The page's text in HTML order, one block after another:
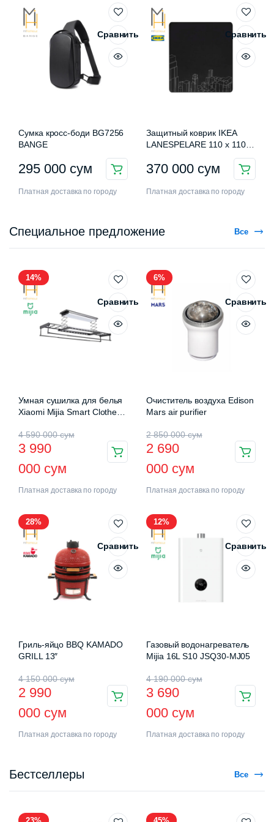
Сравнить
Сумка кросс-боди BG7256
BANGE
295 000 сум
Платная доставка по городу
Сравнить
Защитный коврик IKEA
LANESPELARE 110 x 110
370 000 сум
Платная доставка по городу
Специальное предложение Все
14%
Сравнить
Умная сушилка для белья
Xiaomi Mijia Smart Clothes
4 590 000сум
3 990
000 сум
Платная доставка по городу
6%
Сравнить
Очиститель воздуха Edison
Mars air purifier
2 850 000сум
2 690
000 сум
Платная доставка по городу
28%
Сравнить
Гриль-яйцо BBQ KAMADO
GRILL 13″
4 150 000сум
2 990
000 сум
Платная доставка по городу
12%
Сравнить
Газовый водонагреватель
Mijia 16L S10 JSQ30-MJ05
4 190 000сум
3 690
000 сум
Платная доставка по городу
Бестселлеры Все
23% 45%